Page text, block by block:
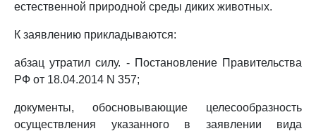
естественной природной среды диких животных.
К заявлению прикладываются:
абзац утратил силу. - Постановление Правительства
РФ от 18.04.2014 N 357;
документы, обосновывающие целесообразность
осуществления указанного в заявлении вида